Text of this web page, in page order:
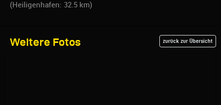
(Heiligenhafen: 32.5 km)
Weitere Fotos zurück zur Übersicht